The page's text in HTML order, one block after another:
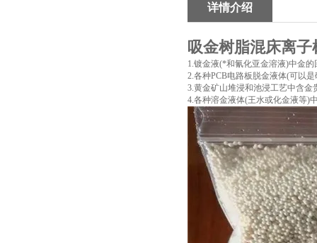
详情介绍
吸金树脂混床离子
1.镀金液(*和氰化亚金溶液)中金的
2.各种PCB电路板脱金液体(可以
3.黄金矿山堆浸和池浸工艺中含金
4.各种溶金液体(王水或化金液等)